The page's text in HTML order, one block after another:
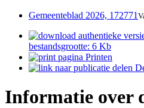
Gemeenteblad 2026, 172771
bestandsgrootte: 6 Kb
Printen
Informatie over